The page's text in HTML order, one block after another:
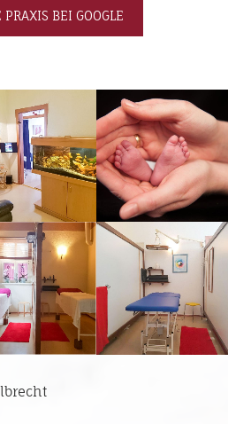
BEI GOOGLE